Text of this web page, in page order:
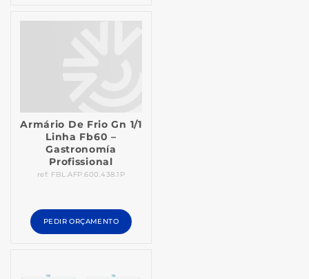
Armário De Frio Gn 1/1
Linha Fb60 –
Gastronomía
Profissional
ref: FBL.AFP.600.438.1P
PEDIR ORÇAMENTO